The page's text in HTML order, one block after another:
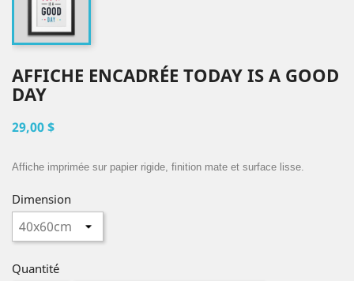
AFFICHE ENCADRÉE TODAY IS A GOOD
DAY
29,00 $
Affiche imprimée sur papier rigide, finition mate et surface lisse.
Dimension
Quantité